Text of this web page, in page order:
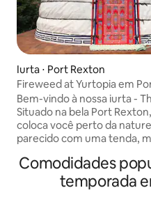
Iurta ⋅ Port Rexton
Fireweed at Yurtopia em
Bem-vindo à nossa iurta -
Situado na bela Port
coloca você perto da
parecido com uma tenda,
incrível do céu noturno
toono! Estamos a uma
pé da Trilha Skerwink, da
Comodidades
temporada